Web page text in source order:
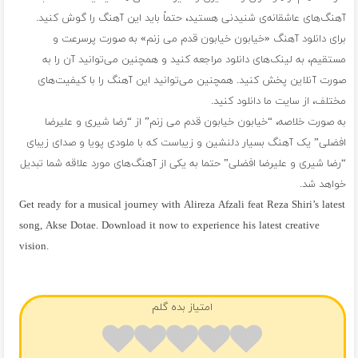
آهنگ‌های عاشقانه‌ی شنیدنی هستید، حتماً باید این آهنگ را گوش کنید.
برای دانلود آهنگ «خیابون خیابون قدم می زنم» به صورت پرسرعت و
مستقیم، به لینک‌های دانلود مراجعه کنید و همچنین می‌توانید آن را به
صورت آنلاین پخش کنید. همچنین می‌توانید این آهنگ را با کیفیت‌های
مختلف، از سایت ما دانلود کنید.
به صورت خلاصه، “خیابون خیابون قدم می زنم” از “رضا شیری و علیرضا
افضلی” یک آهنگ بسیار دلنشین و زیباست که با ملودی پویا و صدای زیبای
“رضا شیری و علیرضا افضلی” حتما به یکی از آهنگ‌های مورد علاقه شما تبدیل
خواهد شد.
Get ready for a musical journey with Alireza Afzali feat Reza Shiri’s latest
song, Akse Dotae. Download it now to experience his latest creative
vision.
امتیاز بده گلم